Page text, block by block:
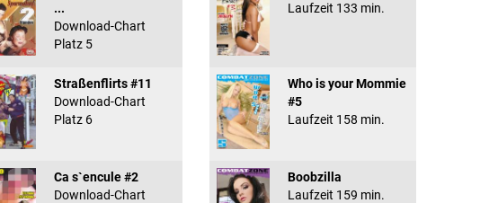
...
Download-Chart
Platz 5
Straßenflirts #11
Download-Chart
Platz 6
Ca s`encule #2
Download-Chart
Laufzeit 133 min.
Who is your Mommie
#5
Laufzeit 158 min.
Boobzilla
Laufzeit 159 min.